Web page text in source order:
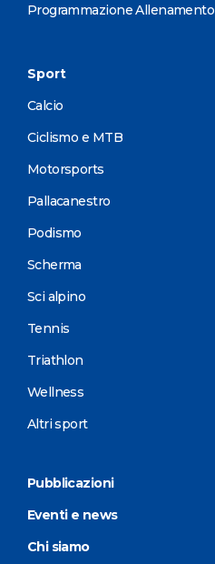
Programmazione Allenamento
Sport
Calcio
Ciclismo e MTB
Motorsports
Pallacanestro
Podismo
Scherma
Sci alpino
Tennis
Triathlon
Wellness
Altri sport
Pubblicazioni
Eventi e news
Chi siamo